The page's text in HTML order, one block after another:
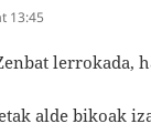
13:45
lerrokada,
alde bikoak